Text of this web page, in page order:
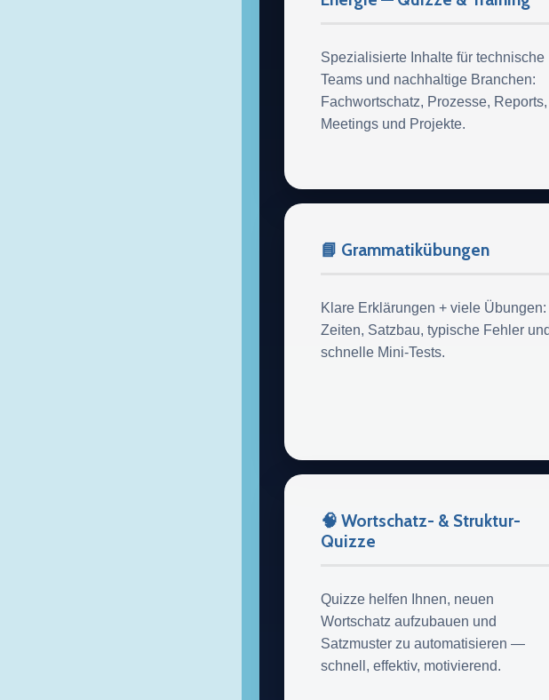
Spezialisierte Inhalte für technische
Teams und nachhaltige Branchen:
Fachwortschatz, Prozesse, Reports,
Meetings und Projekte.
📘 Grammatikübungen
Klare Erklärungen + viele Übungen:
Zeiten, Satzbau, typische Fehler und
schnelle Mini-Tests.
🧠 Wortschatz- & Struktur-
Quizze
Quizze helfen Ihnen, neuen
Wortschatz aufzubauen und
Satzmuster zu automatisieren —
schnell, effektiv, motivierend.